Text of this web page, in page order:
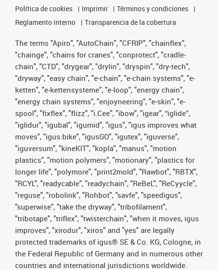
Política de cookies
Imprimir
Términos y condiciones
Reglamento interno
Transparencia de la cobertura
The terms "Apiro", "AutoChain", "CFRIP", "chainflex",
"chainge", "chains for cranes", "conprotect", "cradle-
chain", "CTD", "drygear", "drylin", "dryspin", "dry-tech",
"dryway", "easy chain", "e-chain", "e-chain systems", "e-
ketten", "e-kettensysteme", "e-loop", "energy chain",
"energy chain systems", "enjoyneering", "e-skin", "e-
spool", "fixflex", "flizz", "i.Cee", "ibow", "igear", “iglide”,
"iglidur", "igubal", "igumid", "igus", "igus improves what
moves", "igus:bike", "igusGO", "igutex", "iguverse",
"iguversum", "kineKIT", "kopla", "manus", "motion
plastics", "motion polymers", "motionary", "plastics for
longer life", "polymore", "print2mold", "Rawbot", "RBTX",
"RCYL", "readycable", "readychain", "ReBeL", "ReCyycle",
"reguse", "robolink", "Rohbot", "savfe", "speedigus",
"superwise", "take the dryway", "tribofilament",
"tribotape", "triflex", "twisterchain", "when it moves, igus
improves", "xirodur", "xiros" and "yes" are legally
protected trademarks of igus® SE & Co. KG, Cologne, in
the Federal Republic of Germany and in numerous other
countries and international jurisdictions worldwide.